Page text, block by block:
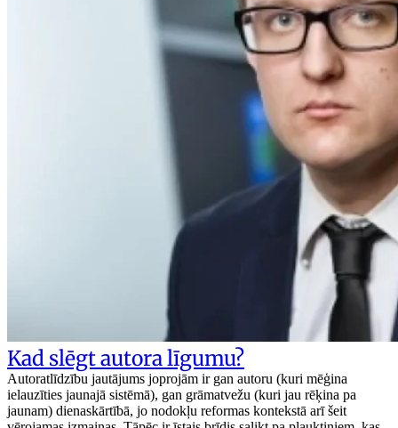
Kad slēgt autora līgumu?
Autoratlīdzību jautājums joprojām ir gan autoru (kuri mēģina
ielauzīties jaunajā sistēmā), gan grāmatvežu (kuri jau rēķina pa
jaunam) dienaskārtībā, jo nodokļu reformas kontekstā arī šeit